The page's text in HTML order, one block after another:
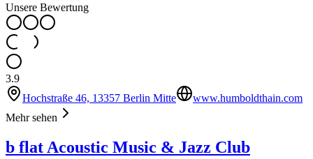
Unsere Bewertung
3.9
Hochstraße 46, 13357 Berlin Mitte
www.humboldthain.com
Mehr sehen
b flat Acoustic Music & Jazz Club